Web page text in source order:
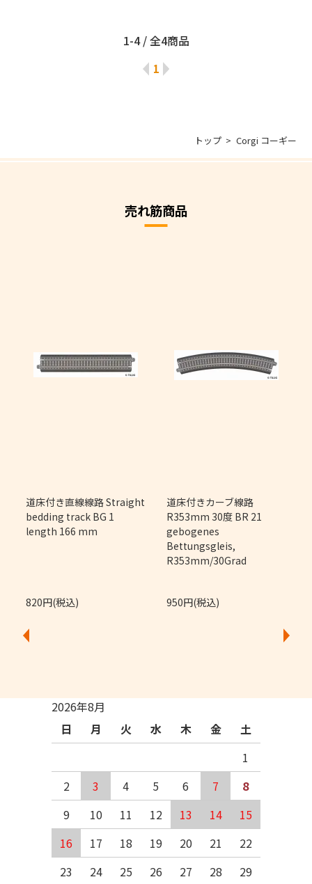
1-4 / 全4商品
1
トップ Corgi コーギー
売れ筋商品
道床付き直線線路 Straight
bedding track BG 1
length 166 mm
820円(税込)
道床付きカーブ線路
R353mm 30度 BR 21
gebogenes
Bettungsgleis,
R353mm/30Grad
950円(税込)
2026年8月
日
月 火 水 木 金
土
1
2
3 4 5 6 7
8
9
10 11 12 13 14
15
16
17 18 19 20 21
22
23
24 25 26 27 28 29